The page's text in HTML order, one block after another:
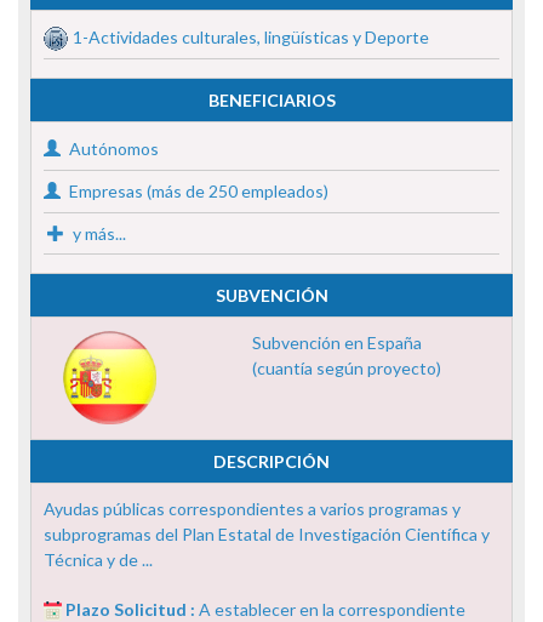
1-Actividades culturales, lingüísticas y Deporte
BENEFICIARIOS
Autónomos
Empresas (más de 250 empleados)
y más...
SUBVENCIÓN
Subvención en España
(cuantía según proyecto)
DESCRIPCIÓN
Ayudas públicas correspondientes a varios programas y
subprogramas del Plan Estatal de Investigación Científica y
Técnica y de ...
Plazo Solicitud : A establecer en la correspondiente